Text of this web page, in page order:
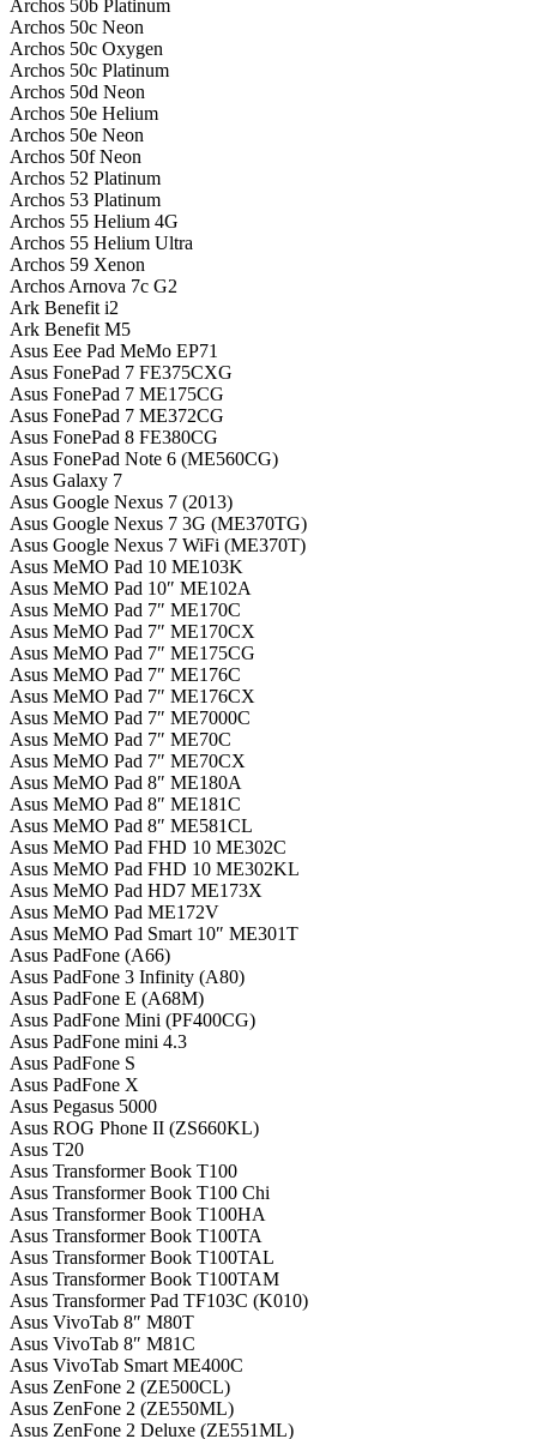
Archos 50b Platinum
Archos 50c Neon
Archos 50c Oxygen
Archos 50c Platinum
Archos 50d Neon
Archos 50e Helium
Archos 50e Neon
Archos 50f Neon
Archos 52 Platinum
Archos 53 Platinum
Archos 55 Helium 4G
Archos 55 Helium Ultra
Archos 59 Xenon
Archos Arnova 7c G2
Ark Benefit i2
Ark Benefit M5
Asus Eee Pad MeMo EP71
Asus FonePad 7 FE375CXG
Asus FonePad 7 ME175CG
Asus FonePad 7 ME372CG
Asus FonePad 8 FE380CG
Asus FonePad Note 6 (ME560CG)
Asus Galaxy 7
Asus Google Nexus 7 (2013)
Asus Google Nexus 7 3G (ME370TG)
Asus Google Nexus 7 WiFi (ME370T)
Asus MeMO Pad 10 ME103K
Asus MeMO Pad 10″ ME102A
Asus MeMO Pad 7″ ME170C
Asus MeMO Pad 7″ ME170CX
Asus MeMO Pad 7″ ME175CG
Asus MeMO Pad 7″ ME176C
Asus MeMO Pad 7″ ME176CX
Asus MeMO Pad 7″ ME7000C
Asus MeMO Pad 7″ ME70C
Asus MeMO Pad 7″ ME70CX
Asus MeMO Pad 8″ ME180A
Asus MeMO Pad 8″ ME181C
Asus MeMO Pad 8″ ME581CL
Asus MeMO Pad FHD 10 ME302C
Asus MeMO Pad FHD 10 ME302KL
Asus MeMO Pad HD7 ME173X
Asus MeMO Pad ME172V
Asus MeMO Pad Smart 10″ ME301T
Asus PadFone (A66)
Asus PadFone 3 Infinity (A80)
Asus PadFone E (A68M)
Asus PadFone Mini (PF400CG)
Asus PadFone mini 4.3
Asus PadFone S
Asus PadFone X
Asus Pegasus 5000
Asus ROG Phone II (ZS660KL)
Asus T20
Asus Transformer Book T100
Asus Transformer Book T100 Chi
Asus Transformer Book T100HA
Asus Transformer Book T100TA
Asus Transformer Book T100TAL
Asus Transformer Book T100TAM
Asus Transformer Pad TF103C (K010)
Asus VivoTab 8″ M80T
Asus VivoTab 8″ M81C
Asus VivoTab Smart ME400C
Asus ZenFone 2 (ZE500CL)
Asus ZenFone 2 (ZE550ML)
Asus ZenFone 2 Deluxe (ZE551ML)